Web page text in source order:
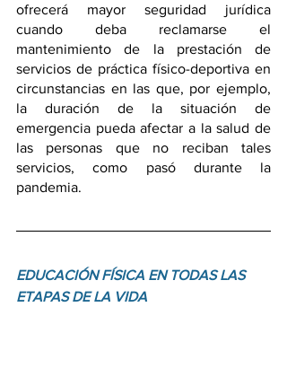
ofrecerá mayor seguridad jurídica
cuando deba reclamarse el
mantenimiento de la prestación de
servicios de práctica físico-deportiva en
circunstancias en las que, por ejemplo,
la duración de la situación de
emergencia pueda afectar a la salud de
las personas que no reciban tales
servicios, como pasó durante la
pandemia.
EDUCACIÓN FÍSICA EN TODAS LAS
ETAPAS DE LA VIDA